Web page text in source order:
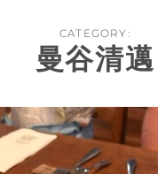
CATEGORY:
曼谷清邁